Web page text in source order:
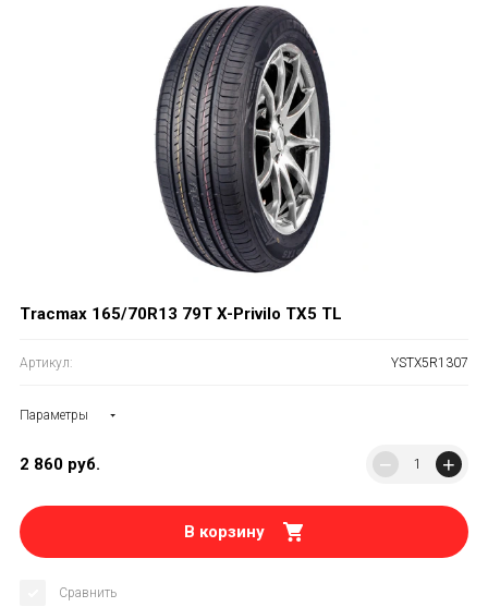
Tracmax 165/70R13 79T X-Privilo TX5 TL
Артикул: YSTX5R1307
Параметры
2 860 руб. − +
В корзину
Сравнить